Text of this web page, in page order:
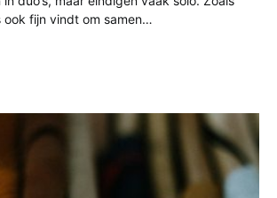
ook fijn vindt om samen…